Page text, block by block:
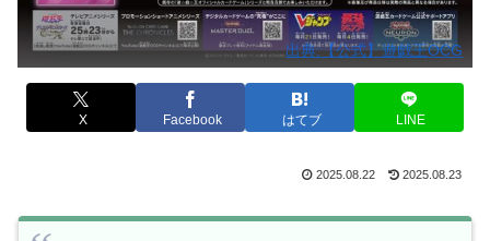
出典:【公式】遊戯王OCG
X Facebook はてブ LINE
2025.08.22 2025.08.23